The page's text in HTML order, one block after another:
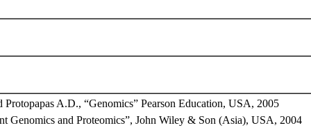
Protopapas A.D., “Genomics” Pearson Education, USA, 2005
Genomics and Proteomics”, John Wiley & Son (Asia), USA, 2004